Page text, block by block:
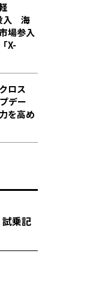
入 海
場参入
X-
ロス
デー
を高め
乗記